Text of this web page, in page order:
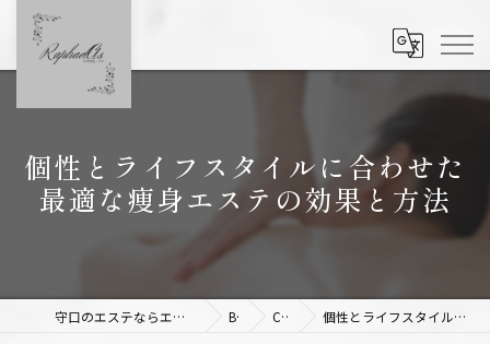
個性とライフスタイルに合わせた
最適な痩身エステの効果と方法
守口のエステならエステサロンRaphael As 【ラファエルアズ】 Blog Column 個性とライフスタイルに合わせた最適な痩身エステの効果と方法